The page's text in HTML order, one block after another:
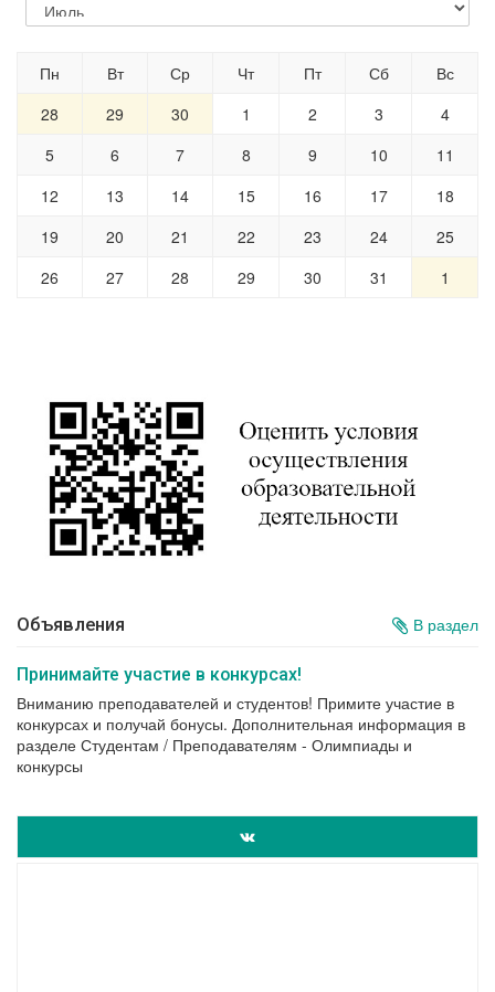
Пн Вт Ср Чт Пт Сб
Вс
28
29 30 1 2 3
4
5
6 7 8 9 10
11
12
13 14 15 16 17
18
19
20 21 22 23 24
25
26
27 28 29 30 31 1
Объявления В раздел
Принимайте участие в конкурсах!
Вниманию преподавателей и студентов! Примите участие в
конкурсах и получай бонусы. Дополнительная информация в
разделе Студентам / Преподавателям - Олимпиады и
конкурсы